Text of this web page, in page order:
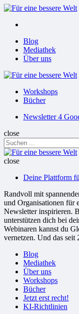
Menu
Menu
Blog
Mediathek
Über uns
Workshops
Bücher
SuchenNewsletter 4
close
Search
for:
close
Deine Plattform
Randvoll mit
und Organisationen für
Newsletter inspirieren.
unterstützen dich bei
Webinaren kannst du
vernetzen. Und das seit
Blog
Mediathek
Über uns
Workshops
Bücher
Jetzt erst recht!
KI-Richtlinien